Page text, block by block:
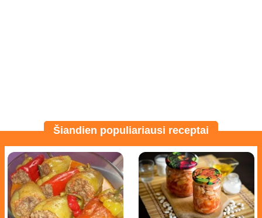
Šiandien populiariausi receptai